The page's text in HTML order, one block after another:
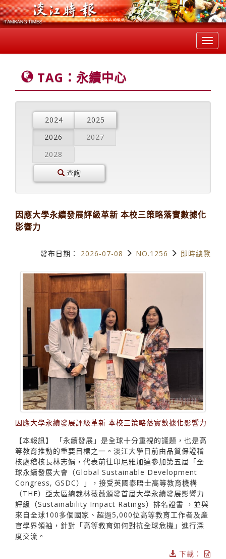
TAG：永續中心
2024
2025
2026
2027
2028
查詢
因應大學永續發展評級革新 本校三策略落實數據化
影響力
發布日期： 2026-07-08 NO.1256 即時總覽
因應大學永續發展評級革新 本校三策略落實數據化影響力
【本報訊】 「永續發展」是全球十分重視的議題，也是高
等教育推動的重要目標之一。淡江大學日前由品質保證稽
核處稽核長林志娟，代表前往印尼雅加達參加第五屆「全
球永續發展大會（Global Sustainable Development
Congress, GSDC）」，接受英國泰晤士高等教育機構
（THE）亞太區總裁林薇薇頒發首屆大學永續發展影響力
評級（Sustainability Impact Ratings）排名證書 ，並與
來自全球100多個國家、超過5,000位高等教育工作者及產
官學界領袖，針對「高等教育如何對抗全球危機」進行深
度交流。
下載：